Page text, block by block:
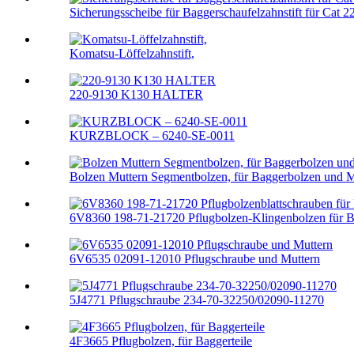
Sicherungsscheibe für Baggerschaufelzahnstift für Cat
Komatsu-Löffelzahnstift,
220-9130 K130 HALTER
KURZBLOCK – 6240-SE-0011
Bolzen Muttern Segmentbolzen, für Baggerbolzen und
6V8360 198-71-21720 Pflugbolzen-Klingenbolzen für
6V6535 02091-12010 Pflugschraube und Muttern
5J4771 Pflugschraube 234-70-32250/02090-11270
4F3665 Pflugbolzen, für Baggerteile